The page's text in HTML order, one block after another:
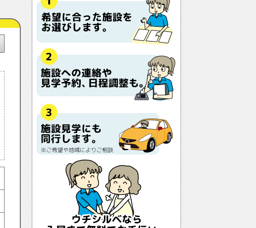
本当に相談無料？
他の紹介会社と「ウチシルベ」はどう
違うの？aa